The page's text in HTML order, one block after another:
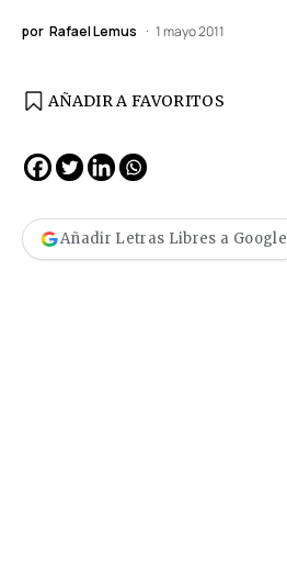
por Rafael Lemus 1 mayo 2011
AÑADIR A FAVORITOS
Añadir Letras Libres a Google